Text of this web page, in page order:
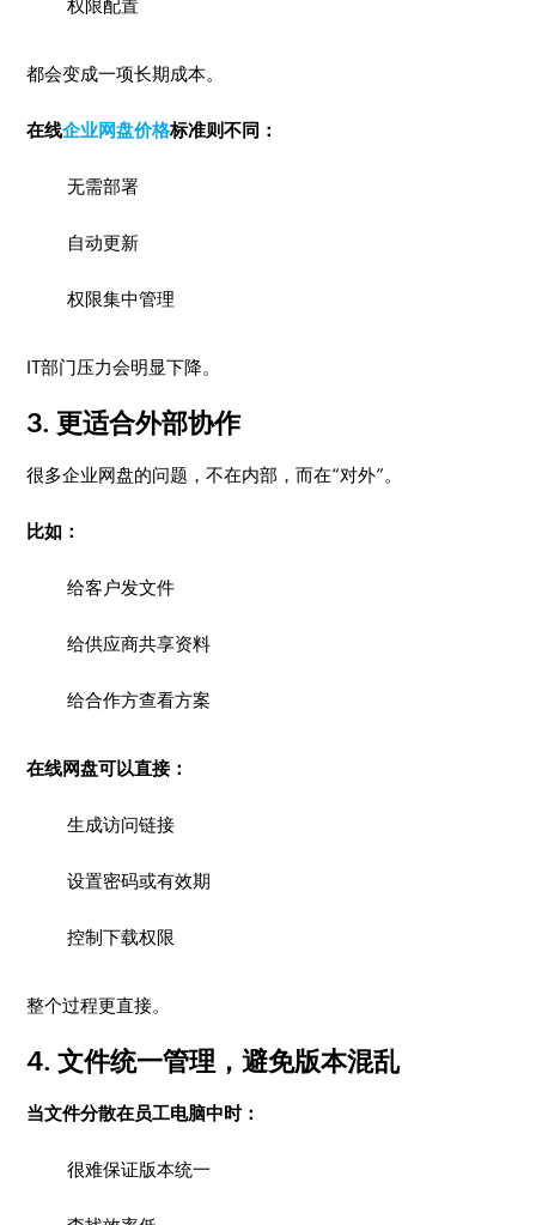
权限配置
都会变成一项长期成本。
在线企业网盘价格标准则不同：
无需部署
自动更新
权限集中管理
IT部门压力会明显下降。
3. 更适合外部协作
很多企业网盘的问题，不在内部，而在“对外”。
比如：
给客户发文件
给供应商共享资料
给合作方查看方案
在线网盘可以直接：
生成访问链接
设置密码或有效期
控制下载权限
整个过程更直接。
4. 文件统一管理，避免版本混乱
当文件分散在员工电脑中时：
很难保证版本统一